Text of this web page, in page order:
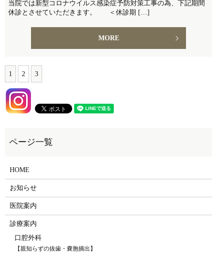
当院では新型コロナウイルス感染症予防対策工事の為、下記期間
休診とさせていただきます。 ＜休診期 […]
MORE
1 2 3
HOME
お知らせ
医院案内
診療案内
口腔外科
【親知らずの抜歯・嚢胞摘出】